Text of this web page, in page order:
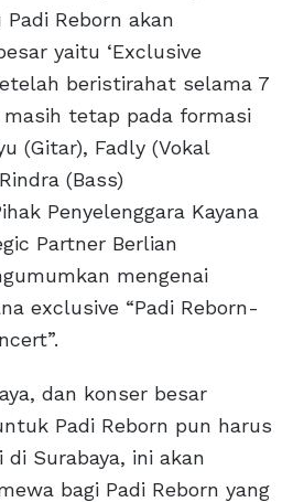
Reborn akan
yaitu ‘Exclusive
beristirahat selama 7
masih tetap pada formasi
(Gitar), Fadly (Vokal
(Bass)
Penyelenggara Kayana
Partner Berlian
mengenai
exclusive “Padi Reborn-
dan konser besar
Padi Reborn pun harus
Surabaya, ini akan
bagi Padi Reborn yang